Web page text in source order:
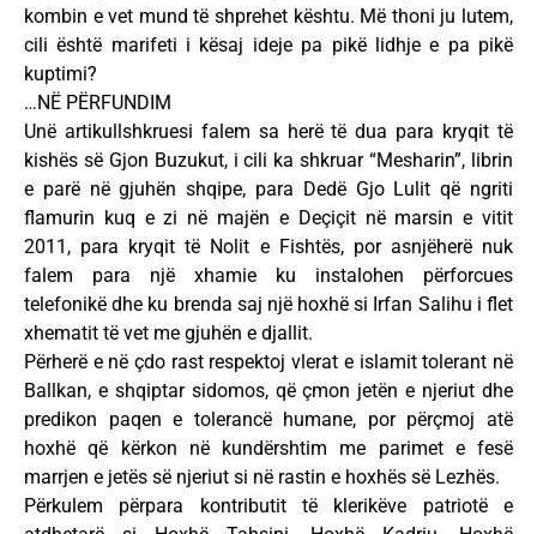
kombin e vet mund të shprehet kështu. Më thoni ju lutem,
cili është marifeti i kësaj ideje pa pikë lidhje e pa pikë
kuptimi?
…NË PËRFUNDIM
Unë artikullshkruesi falem sa herë të dua para kryqit të
kishës së Gjon Buzukut, i cili ka shkruar “Mesharin”, librin
e parë në gjuhën shqipe, para Dedë Gjo Lulit që ngriti
flamurin kuq e zi në majën e Deçiçit në marsin e vitit
2011, para kryqit të Nolit e Fishtës, por asnjëherë nuk
falem para një xhamie ku instalohen përforcues
telefonikë dhe ku brenda saj një hoxhë si Irfan Salihu i flet
xhematit të vet me gjuhën e djallit.
Përherë e në çdo rast respektoj vlerat e islamit tolerant në
Ballkan, e shqiptar sidomos, që çmon jetën e njeriut dhe
predikon paqen e tolerancë humane, por përçmoj atë
hoxhë që kërkon në kundërshtim me parimet e fesë
marrjen e jetës së njeriut si në rastin e hoxhës së Lezhës.
Përkulem përpara kontributit të klerikëve patriotë e